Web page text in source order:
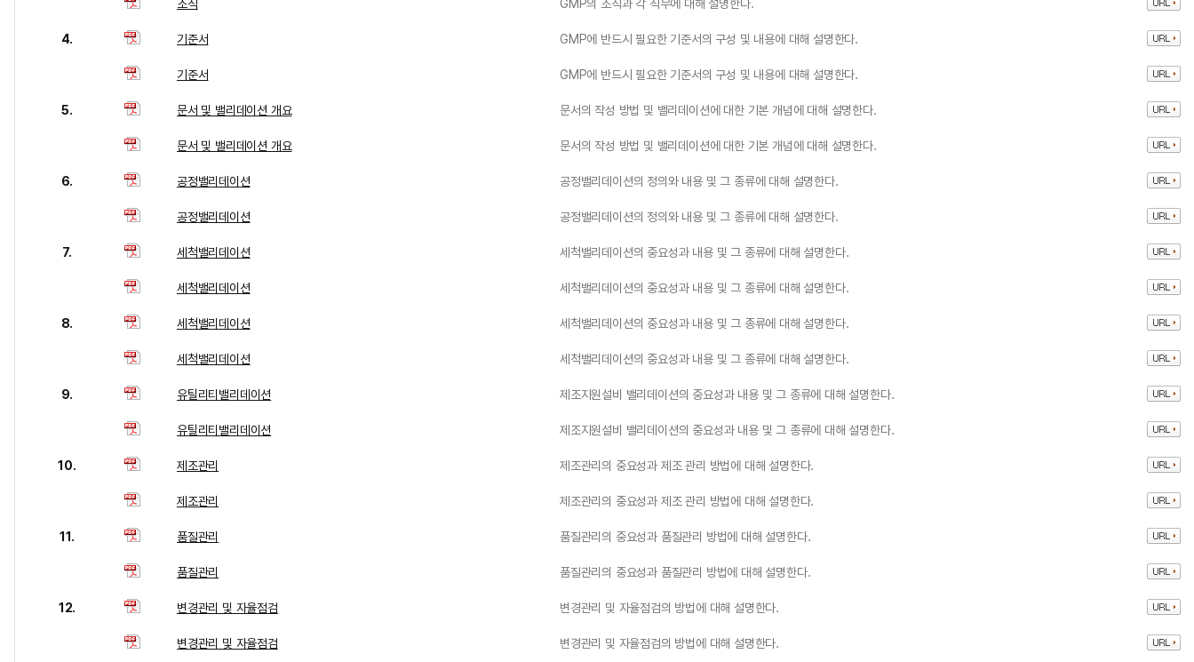
조직 GMP의 조직과 각 직무에 대해 설명한다.
4. 기준서 GMP에 반드시 필요한 기준서의 구성 및 내용에 대해 설명한다.
기준서 GMP에 반드시 필요한 기준서의 구성 및 내용에 대해 설명한다.
5. 문서 및 밸리데이션 개요 문서의 작성 방법 및 밸리데이션에 대한 기본 개념에 대해 설명한다.
문서 및 밸리데이션 개요 문서의 작성 방법 및 밸리데이션에 대한 기본 개념에 대해 설명한다.
6. 공정밸리데이션 공정밸리데이션의 정의와 내용 및 그 종류에 대해 설명한다.
공정밸리데이션 공정밸리데이션의 정의와 내용 및 그 종류에 대해 설명한다.
7. 세척밸리데이션 세척밸리데이션의 중요성과 내용 및 그 종류에 대해 설명한다.
세척밸리데이션 세척밸리데이션의 중요성과 내용 및 그 종류에 대해 설명한다.
8. 세척밸리데이션 세척밸리데이션의 중요성과 내용 및 그 종류에 대해 설명한다.
세척밸리데이션 세척밸리데이션의 중요성과 내용 및 그 종류에 대해 설명한다.
9. 유틸리티밸리데이션 제조지원설비 밸리데이션의 중요성과 내용 및 그 종류에 대해 설명한다.
유틸리티밸리데이션 제조지원설비 밸리데이션의 중요성과 내용 및 그 종류에 대해 설명한다.
10. 제조관리 제조관리의 중요성과 제조 관리 방법에 대해 설명한다.
제조관리 제조관리의 중요성과 제조 관리 방법에 대해 설명한다.
11. 품질관리 품질관리의 중요성과 품질관리 방법에 대해 설명한다.
품질관리 품질관리의 중요성과 품질관리 방법에 대해 설명한다.
12. 변경관리 및 자율점검 변경관리 및 자율점검의 방법에 대해 설명한다.
변경관리 및 자율점검 변경관리 및 자율점검의 방법에 대해 설명한다.